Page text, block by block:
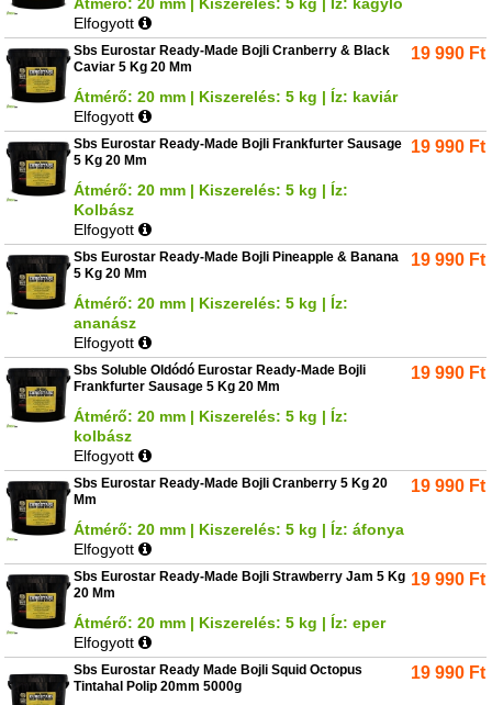
Elfogyott
Sbs Eurostar Ready-Made Bojli Cranberry & Black
Caviar 5 Kg 20 Mm
Átmérő: 20 mm | Kiszerelés: 5 kg | Íz: kaviár
Elfogyott
19 990 Ft
Sbs Eurostar Ready-Made Bojli Frankfurter Sausage
5 Kg 20 Mm
Átmérő: 20 mm | Kiszerelés: 5 kg | Íz:
Kolbász
Elfogyott
19 990 Ft
Sbs Eurostar Ready-Made Bojli Pineapple & Banana
5 Kg 20 Mm
Átmérő: 20 mm | Kiszerelés: 5 kg | Íz:
ananász
Elfogyott
19 990 Ft
Sbs Soluble Oldódó Eurostar Ready-Made Bojli
Frankfurter Sausage 5 Kg 20 Mm
Átmérő: 20 mm | Kiszerelés: 5 kg | Íz:
kolbász
Elfogyott
19 990 Ft
Sbs Eurostar Ready-Made Bojli Cranberry 5 Kg 20
Mm
Átmérő: 20 mm | Kiszerelés: 5 kg | Íz: áfonya
Elfogyott
19 990 Ft
Sbs Eurostar Ready-Made Bojli Strawberry Jam 5 Kg
20 Mm
Átmérő: 20 mm | Kiszerelés: 5 kg | Íz: eper
Elfogyott
19 990 Ft
Sbs Eurostar Ready Made Bojli Squid Octopus
Tintahal Polip 20mm 5000g
19 990 Ft